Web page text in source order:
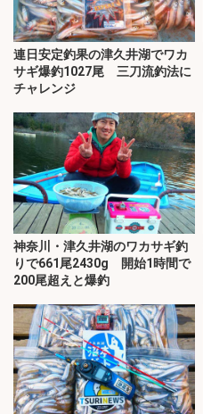
連日安定釣果の津久井湖でワカ
サギ爆釣1027尾 三刀流釣法に
チャレンジ
神奈川・津久井湖のワカサギ釣
りで661尾2430g 開始1時間で
200尾超えと爆釣